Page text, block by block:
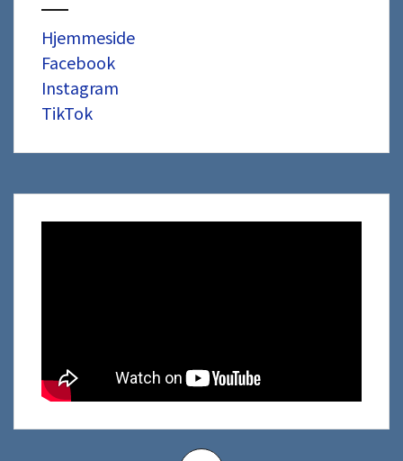
Hjemmeside
Facebook
Instagram
TikTok